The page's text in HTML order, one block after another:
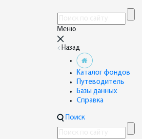
Меню
Назад
Каталог фондов
Путеводитель
Базы данных
Справка
Поиск